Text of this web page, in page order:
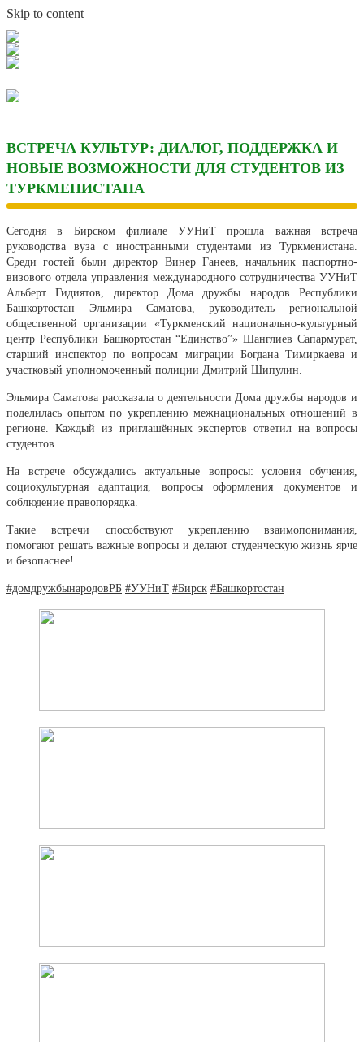
Skip to content
ВСТРЕЧА КУЛЬТУР: ДИАЛОГ, ПОДДЕРЖКА И
НОВЫЕ ВОЗМОЖНОСТИ ДЛЯ СТУДЕНТОВ ИЗ
ТУРКМЕНИСТАНА
Сегодня в Бирском филиале УУНиТ прошла важная встреча
руководства вуза с иностранными студентами из Туркменистана.
Среди гостей были директор Винер Ганеев, начальник паспортно-
визового отдела управления международного сотрудничества УУНиТ
Альберт Гидиятов, директор Дома дружбы народов Республики
Башкортостан Эльмира Саматова, руководитель региональной
общественной организации «Туркменский национально-культурный
центр Республики Башкортостан “Единство”» Шанглиев Сапармурат,
старший инспектор по вопросам миграции Богдана Тимиркаева и
участковый уполномоченный полиции Дмитрий Шипулин.
Эльмира Саматова рассказала о деятельности Дома дружбы народов и
поделилась опытом по укреплению межнациональных отношений в
регионе. Каждый из приглашённых экспертов ответил на вопросы
студентов.
На встрече обсуждались актуальные вопросы: условия обучения,
социокультурная адаптация, вопросы оформления документов и
соблюдение правопорядка.
Такие встречи способствуют укреплению взаимопонимания,
помогают решать важные вопросы и делают студенческую жизнь ярче
и безопаснее!
#домдружбынародовРБ #УУНиТ #Бирск #Башкортостан